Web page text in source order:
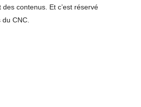
contenus. Et c’est réservé
du CNC.